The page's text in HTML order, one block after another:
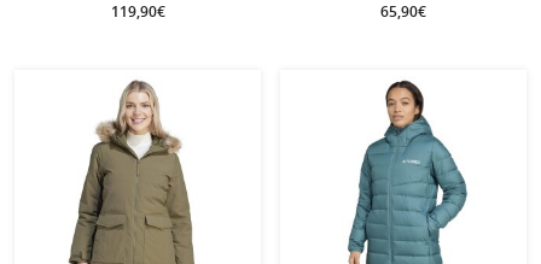
119,90€ 65,90€